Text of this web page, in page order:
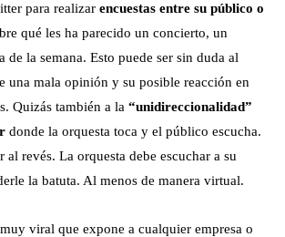
para realizar encuestas entre su público o
qué les ha parecido un concierto, un
de la semana. Esto puede ser sin duda al
una mala opinión y su posible reacción en
Quizás también a la “unidireccionalidad”
donde la orquesta toca y el público escucha.
al revés. La orquesta debe escuchar a su
la batuta. Al menos de manera virtual.
viral que expone a cualquier empresa o